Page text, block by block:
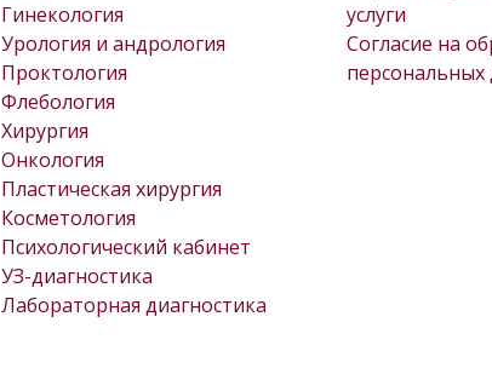
Гинекология
Урология и андрология
Проктология
Флебология
Хирургия
Онкология
Пластическая хирургия
Косметология
Психологический кабинет
УЗ-диагностика
Лабораторная диагностика
услуги
Согласие на